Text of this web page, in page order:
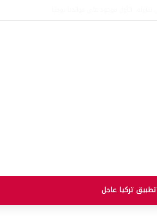
تطبيق تركيا عاجل